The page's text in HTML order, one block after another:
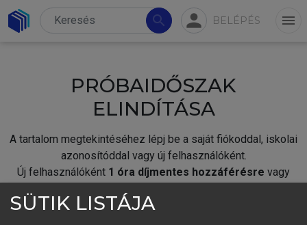
search person BELÉPÉS menu
PRÓBAIDŐSZAK
ELINDÍTÁSA
A tartalom megtekintéséhez lépj be a saját fiókoddal, iskolai
azonosítóddal vagy új felhasználóként.
Új felhasználóként 1 óra díjmentes hozzáférésre vagy
SÜTIK LISTÁJA